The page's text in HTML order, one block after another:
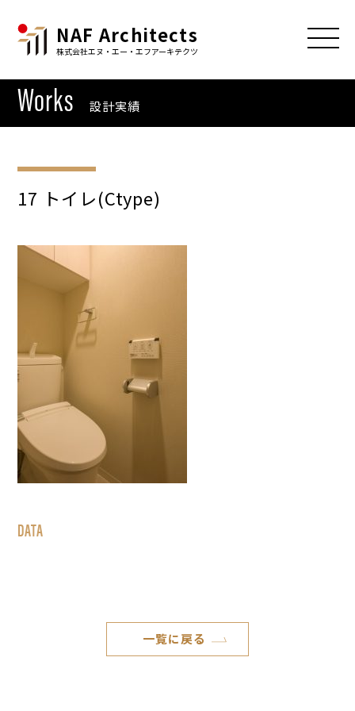
NAF Architects
株式会社エヌ・エー・エフアーキテクツ
Works 設計実績
17 トイレ(Ctype)
DATA
一覧に戻る